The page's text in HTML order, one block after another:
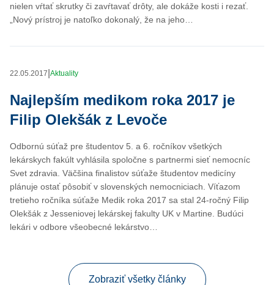
nielen vŕtať skrutky či zavŕtavať drôty, ale dokáže kosti i rezať.
„Nový prístroj je natoľko dokonalý, že na jeho…
22.05.2017 Aktuality
Najlepším medikom roka 2017 je
Filip Olekšák z Levoče
Odbornú súťaž pre študentov 5. a 6. ročníkov všetkých
lekárskych fakúlt vyhlásila spoločne s partnermi sieť nemocníc
Svet zdravia. Väčšina finalistov súťaže študentov medicíny
plánuje ostať pôsobiť v slovenských nemocniciach. Víťazom
tretieho ročníka súťaže Medik roka 2017 sa stal 24-ročný Filip
Olekšák z Jesseniovej lekárskej fakulty UK v Martine. Budúci
lekári v odbore všeobecné lekárstvo…
Zobraziť všetky články